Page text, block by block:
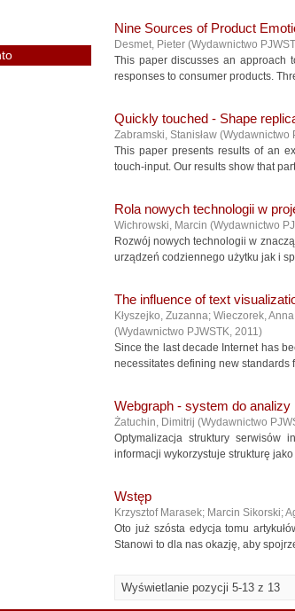
Nine Sources of Product
Desmet, Pieter (Wydawnictwo
This paper discusses an approach
responses to consumer products.
Quickly touched - Shape
Zabramski, Stanisław (Wydawnictwo
This paper presents results of an
touch-input. Our results show that
Rola nowych technologii w
Wichrowski, Marcin (Wydawnictwo
Rozwój nowych technologii w
urządzeń codziennego użytku jak i
The influence of text
Kłyszejko, Zuzanna; Wieczorek, Anna
(Wydawnictwo PJWSTK, 2011)
Since the last decade Internet has
necessitates defining new standards
Webgraph - system do
Żatuchin, Dimitrij (Wydawnictwo
Optymalizacja struktury serwisów
informacji wykorzystuje strukturę
Wstęp
Krzysztof Marasek; Marcin Sikorski;
Oto już szósta edycja tomu
Stanowi to dla nas okazję, aby
Wyświetlanie pozycji 5-13 z 13